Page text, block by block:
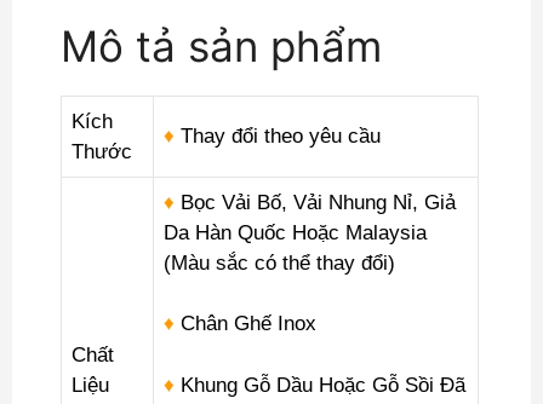
Mô tả sản phẩm
Kích
Thước
♦ Thay đổi theo yêu cầu
Chất
Liệu
♦ Bọc Vải Bố, Vải Nhung Nỉ, Giả
Da Hàn Quốc Hoặc Malaysia
(Màu sắc có thể thay đổi)
♦ Chân Ghế Inox
♦ Khung Gỗ Dầu Hoặc Gỗ Sồi Đã